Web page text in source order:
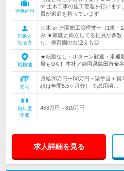
仕事内容
or 土木工事の施工管理を行いま
員が家庭を持っています
対象と
なる方
土木 or 造園施工管理技士（1級
み ★家庭と両立してる社員が多数
り、保育園のお迎えも◎
勤務地
★転勤なし・UIターン歓迎・車通
帰もOK！ 本社／静岡県島田市金
給与
月給28万円〜50万円＋諸手当＋
績は年間5.5ヶ月分） ※試用期…
初年度
年収
453万円～810万円
求人詳細を見る